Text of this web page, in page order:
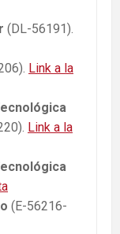
(DL-56191).
Link a la
Link a la
(E-56216-